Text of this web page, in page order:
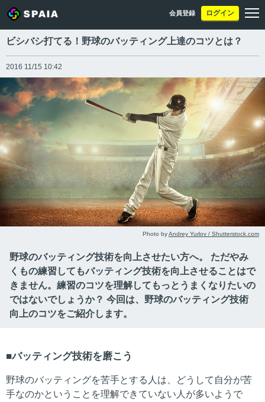
会員登録 ログイン
ビシバシ打てる！野球のバッティング上達のコツとは？
2016 11/15 10:42
Photo byAndrey Yurlov / Shutterstock.com
野球のバッティング技術を向上させたい方へ。 ただやみ
くもの練習してもバッティング技術を向上させることはで
きません。練習のコツを理解してもっとうまくなりたいの
ではないでしょうか？ 今回は、野球のバッティング技術
向上のコツをご紹介します。
バッティング技術を磨こう
野球のバッティングを苦手とする人は、どうして自分が苦
手なのかということを理解できていない人が多いようで